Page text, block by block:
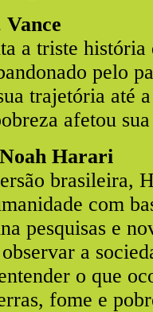
a triste história
pelo
trajetória até
afetou
Harari
brasileira,
com
pesquisas e
a
o que
fome e